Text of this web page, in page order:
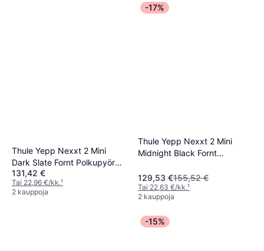
Thule Yepp Nexxt 2 Mini
Dark Slate Fornt Polkupyörän
Lastenistuin
131,42 €
Tai 22,96 €/kk.¹
2 kauppoja
-17%
Thule Yepp Nexxt 2 Mini
Midnight Black Fornt
129,53 €155,52 €
Tai 22,63 €/kk.¹
2 kauppoja
-15%